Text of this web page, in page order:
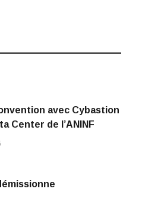
avec Cybastion
Center de l’ANINF